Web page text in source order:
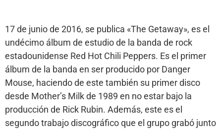
17 de junio de 2016, se publica «The Getaway», es el
undécimo álbum de estudio de la banda de rock
estadounidense Red Hot Chili Peppers. Es el primer
álbum de la banda en ser producido por Danger
Mouse, haciendo de este también su primer disco
desde Mother’s Milk de 1989 en no estar bajo la
producción de Rick Rubin. Además, este es el
segundo trabajo discográfico que el grupo grabó junto